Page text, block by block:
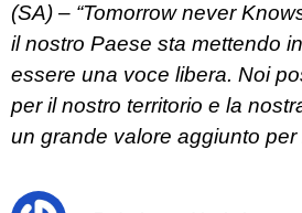
(SA) – “Tomorrow never
il nostro Paese sta mettendo
essere una voce libera. Noi
per il nostro territorio e la
un grande valore aggiunto